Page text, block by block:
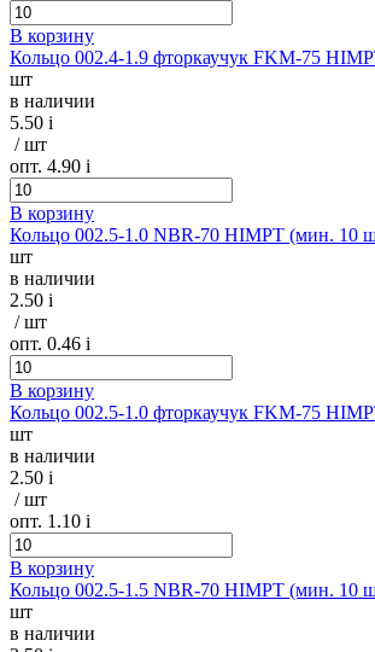
В корзину
Кольцо 002.4-1.9 фторкаучук FKM-75
шт
в наличии
5.50 i
/ шт
опт. 4.90 i
В корзину
Кольцо 002.5-1.0 NBR-70 HIMPT (мин. 10
шт
в наличии
2.50 i
/ шт
опт. 0.46 i
В корзину
Кольцо 002.5-1.0 фторкаучук FKM-75
шт
в наличии
2.50 i
/ шт
опт. 1.10 i
В корзину
Кольцо 002.5-1.5 NBR-70 HIMPT (мин. 10
шт
в наличии